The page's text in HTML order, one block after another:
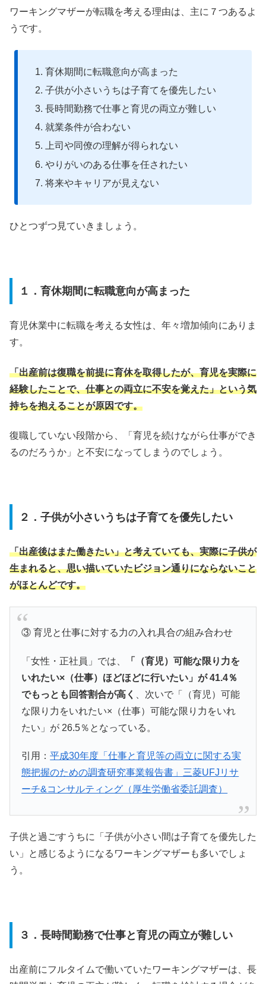
ワーキングマザーが転職を考える理由は、主に７つあるよ
うです。
育休期間に転職意向が高まった
子供が小さいうちは子育てを優先したい
長時間勤務で仕事と育児の両立が難しい
就業条件が合わない
上司や同僚の理解が得られない
やりがいのある仕事を任されたい
将来やキャリアが見えない
ひとつずつ見ていきましょう。
１．育休期間に転職意向が高まった
育児休業中に転職を考える女性は、年々増加傾向にありま
す。
「出産前は復職を前提に育休を取得したが、育児を実際に
経験したことで、仕事との両立に不安を覚えた」という気
持ちを抱えることが原因です。
復職していない段階から、「育児を続けながら仕事ができ
るのだろうか」と不安になってしまうのでしょう。
２．子供が小さいうちは子育てを優先したい
「出産後はまた働きたい」と考えていても、実際に子供が
生まれると、思い描いていたビジョン通りにならないこと
がほとんどです。
③ 育児と仕事に対する力の入れ具合の組み合わせ
「女性・正社員」では、
「（育児）可能な限り力を
いれたい×（仕事）ほどほどに行いたい」が 41.4％
でもっとも回答割合が高く
、次いで「（育児）可能
な限り力をいれたい×（仕事）可能な限り力をいれ
たい」が 26.5％となっている。
引用：平成30年度「仕事と育児等の両立に関する実
態把握のための調査研究事業報告書」三菱UFJリサ
ーチ&コンサルティング（厚生労働省委託調査）
子供と過ごすうちに「子供が小さい間は子育てを優先した
い」と感じるようになるワーキングマザーも多いでしょ
う。
３．長時間勤務で仕事と育児の両立が難しい
出産前にフルタイムで働いていたワーキングマザーは、長